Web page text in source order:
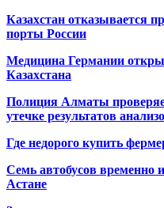
Казахстан отказывается
порты России
Медицина Германии
Казахстана
Полиция Алматы
утечке результатов
Где недорого купить
Семь автобусов временно
Астане